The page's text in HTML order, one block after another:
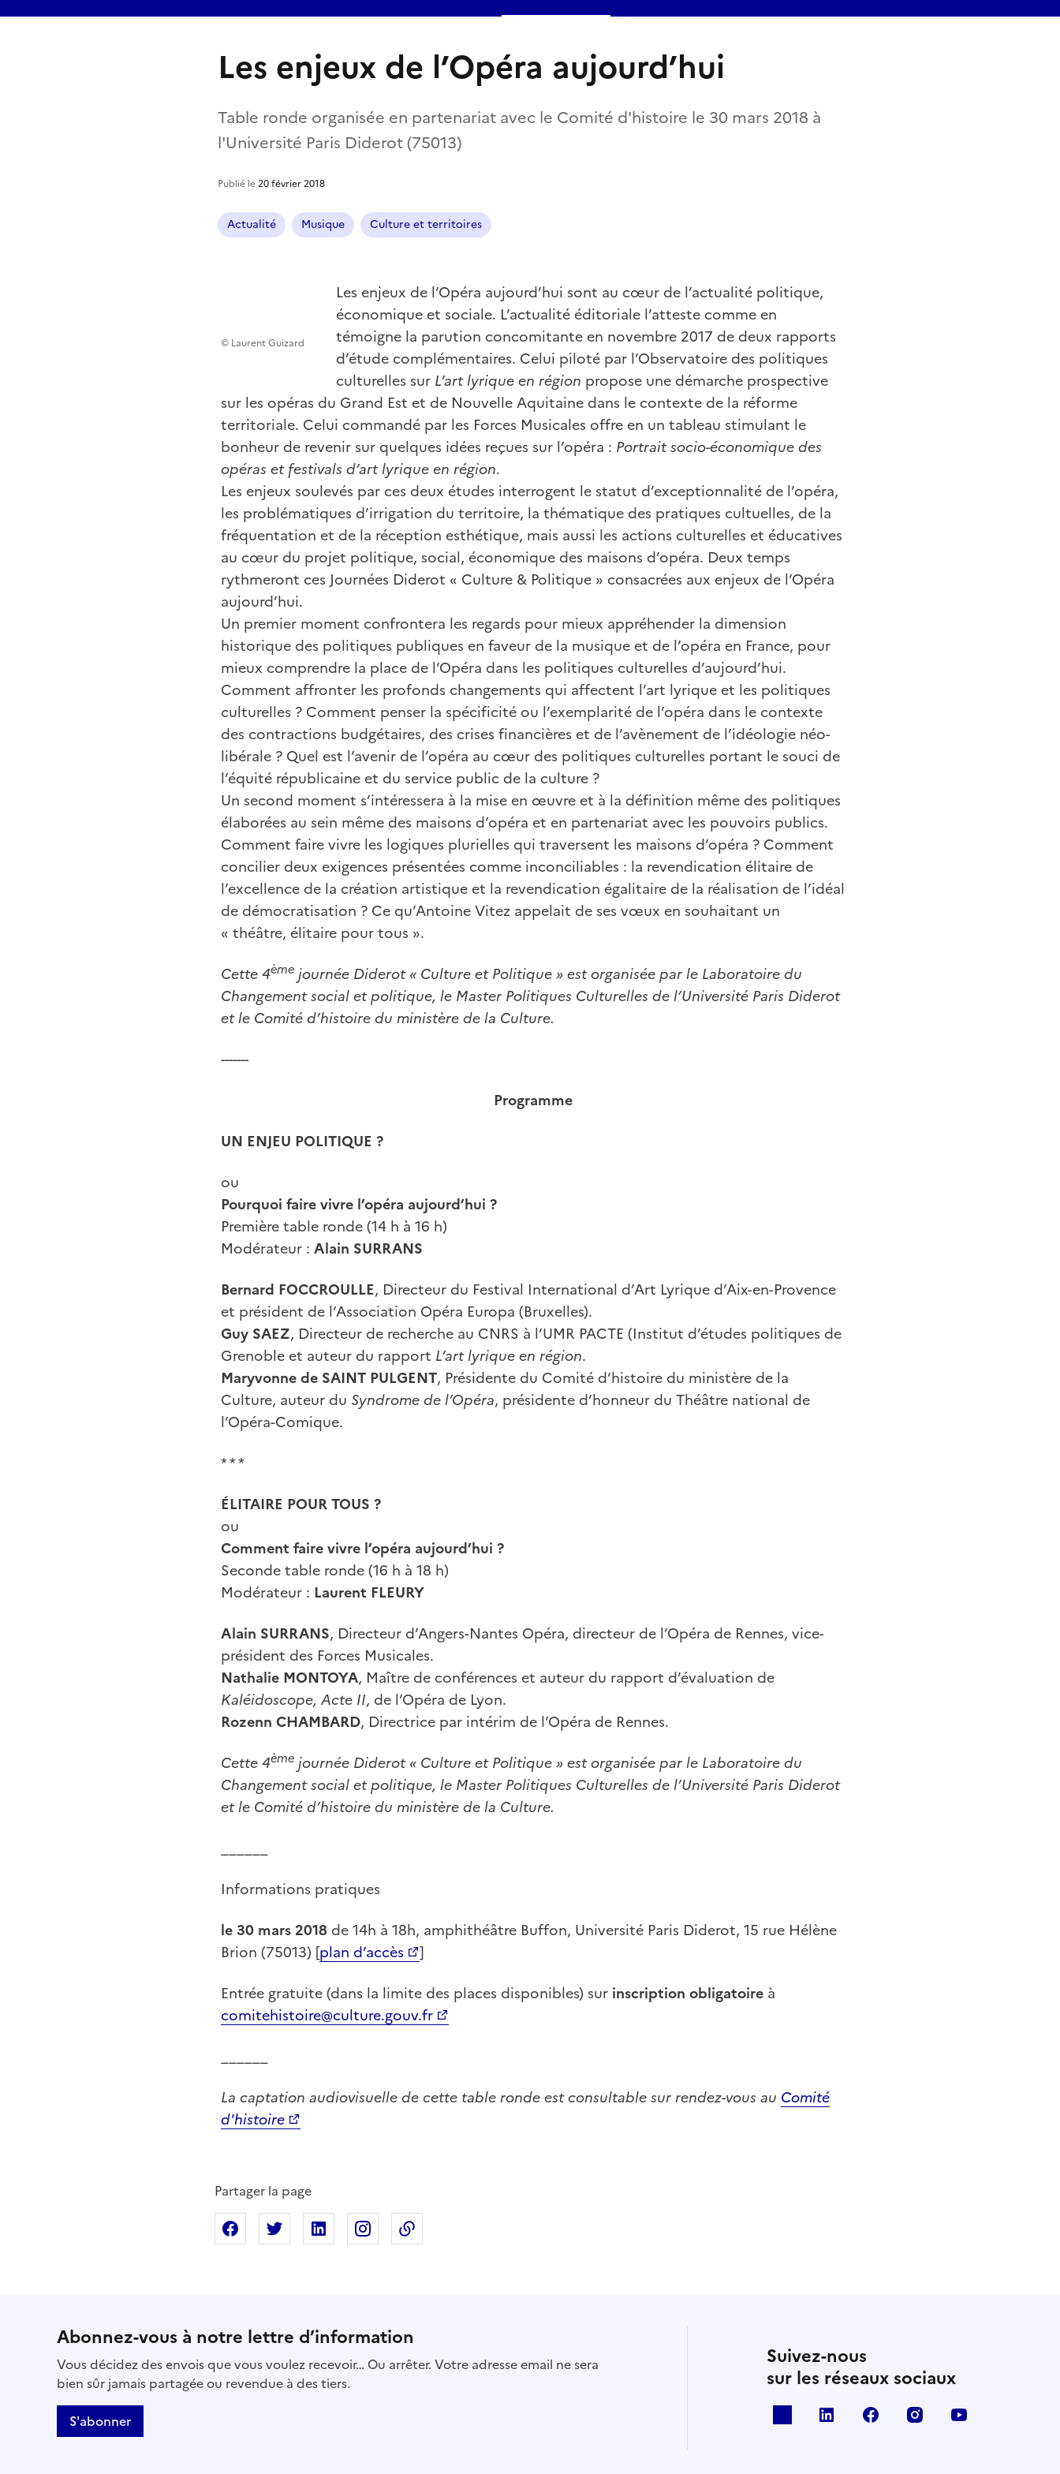
Les enjeux de l’Opéra aujourd’hui
Table ronde organisée en partenariat avec le Comité d'histoire le 30 mars 2018 à
l'Université Paris Diderot (75013)
Publié le20 février 2018
Actualité Musique Culture et territoires
© Laurent Guizard
Les enjeux de l’Opéra aujourd’hui sont au cœur de l’actualité politique,
économique et sociale. L’actualité éditoriale l’atteste comme en
témoigne la parution concomitante en novembre 2017 de deux rapports
d’étude complémentaires. Celui piloté par l’Observatoire des politiques
culturelles sur L’art lyrique en région propose une démarche prospective
sur les opéras du Grand Est et de Nouvelle Aquitaine dans le contexte de la réforme
territoriale. Celui commandé par les Forces Musicales offre en un tableau stimulant le
bonheur de revenir sur quelques idées reçues sur l’opéra : Portrait socio-économique des
opéras et festivals d’art lyrique en région.
Les enjeux soulevés par ces deux études interrogent le statut d’exceptionnalité de l’opéra,
les problématiques d’irrigation du territoire, la thématique des pratiques cultuelles, de la
fréquentation et de la réception esthétique, mais aussi les actions culturelles et éducatives
au cœur du projet politique, social, économique des maisons d’opéra. Deux temps
rythmeront ces Journées Diderot « Culture & Politique » consacrées aux enjeux de l’Opéra
aujourd’hui.
Un premier moment confrontera les regards pour mieux appréhender la dimension
historique des politiques publiques en faveur de la musique et de l’opéra en France, pour
mieux comprendre la place de l’Opéra dans les politiques culturelles d’aujourd’hui.
Comment affronter les profonds changements qui affectent l’art lyrique et les politiques
culturelles ? Comment penser la spécificité ou l’exemplarité de l’opéra dans le contexte
des contractions budgétaires, des crises financières et de l’avènement de l’idéologie néo-
libérale ? Quel est l’avenir de l’opéra au cœur des politiques culturelles portant le souci de
l’équité républicaine et du service public de la culture ?
Un second moment s’intéressera à la mise en œuvre et à la définition même des politiques
élaborées au sein même des maisons d’opéra et en partenariat avec les pouvoirs publics.
Comment faire vivre les logiques plurielles qui traversent les maisons d’opéra ? Comment
concilier deux exigences présentées comme inconciliables : la revendication élitaire de
l’excellence de la création artistique et la revendication égalitaire de la réalisation de l’idéal
de démocratisation ? Ce qu’Antoine Vitez appelait de ses vœux en souhaitant un
« théâtre, élitaire pour tous ».
Cette 4ème journée Diderot « Culture et Politique » est organisée par le Laboratoire du
Changement social et politique, le Master Politiques Culturelles de l’Université Paris Diderot
et le Comité d’histoire du ministère de la Culture.
-------
Programme
UN ENJEU POLITIQUE ?
ou
Pourquoi faire vivre l’opéra aujourd’hui ?
Première table ronde (14 h à 16 h)
Modérateur : Alain SURRANS
Bernard FOCCROULLE, Directeur du Festival International d’Art Lyrique d’Aix-en-Provence
et président de l’Association Opéra Europa (Bruxelles).
Guy SAEZ, Directeur de recherche au CNRS à l’UMR PACTE (Institut d’études politiques de
Grenoble et auteur du rapport L’art lyrique en région.
Maryvonne de SAINT PULGENT, Présidente du Comité d’histoire du ministère de la
Culture, auteur du Syndrome de l’Opéra, présidente d’honneur du Théâtre national de
l’Opéra-Comique.
* * *
ÉLITAIRE POUR TOUS ?
ou
Comment faire vivre l’opéra aujourd’hui ?
Seconde table ronde (16 h à 18 h)
Modérateur : Laurent FLEURY
Alain SURRANS, Directeur d’Angers-Nantes Opéra, directeur de l’Opéra de Rennes, vice-
président des Forces Musicales.
Nathalie MONTOYA, Maître de conférences et auteur du rapport d’évaluation de
Kaléidoscope, Acte II, de l’Opéra de Lyon.
Rozenn CHAMBARD, Directrice par intérim de l’Opéra de Rennes.
Cette 4ème journée Diderot « Culture et Politique » est organisée par le Laboratoire du
Changement social et politique, le Master Politiques Culturelles de l’Université Paris Diderot
et le Comité d’histoire du ministère de la Culture.
Informations pratiques
le 30 mars 2018 de 14h à 18h, amphithéâtre Buffon, Université Paris Diderot, 15 rue Hélène
Brion (75013) [plan d’accès
]
Entrée gratuite (dans la limite des places disponibles) sur inscription obligatoire à
comitehistoire@culture.gouv.fr
La captation audiovisuelle de cette table ronde est consultable sur rendez-vous au Comité
d'histoire
Partager la page
Partager sur Facebook
Partager sur XPartager sur Linkedin
Partager sur Instagram
Abonnez-vous à notre lettre d’information
Vous décidez des envois que vous voulez recevoir… Ou arrêter. Votre adresse email ne sera
bien sûr jamais partagée ou revendue à des tiers.
S'abonner
Suivez-nous
sur les réseaux sociaux
linkedin facebook instagram